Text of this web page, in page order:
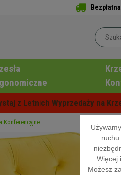
z Letnich Wyprzedaży na
Konferencyjne
ruchu
Więcej
Możesz